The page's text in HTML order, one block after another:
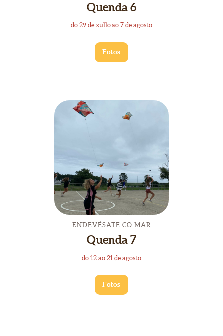
Quenda 6
do 29 de xullo ao 7 de agosto
Fotos
ENDEVÉSATE CO MAR
Quenda 7
do 12 ao 21 de agosto
Fotos